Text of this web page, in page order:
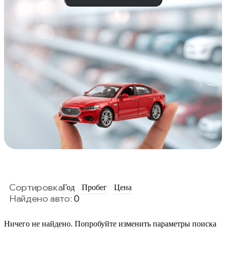
СортировкаГод Пробег Цена
Найдено авто: 0
Ничего не найдено. Попробуйте изменить параметры поиска